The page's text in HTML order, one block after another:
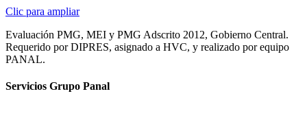
Clic para ampliar
Evaluación PMG, MEI y PMG Adscrito 2012, Gobierno Central.
Requerido por DIPRES, asignado a HVC, y realizado por equipo
PANAL.
Servicios Grupo Panal